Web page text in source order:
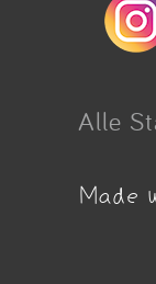
Alle
Made